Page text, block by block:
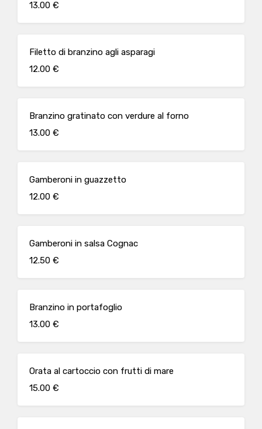
13.00 €
Filetto di branzino agli asparagi
12.00 €
Branzino gratinato con verdure al forno
13.00 €
Gamberoni in guazzetto
12.00 €
Gamberoni in salsa Cognac
12.50 €
Branzino in portafoglio
13.00 €
Orata al cartoccio con frutti di mare
15.00 €